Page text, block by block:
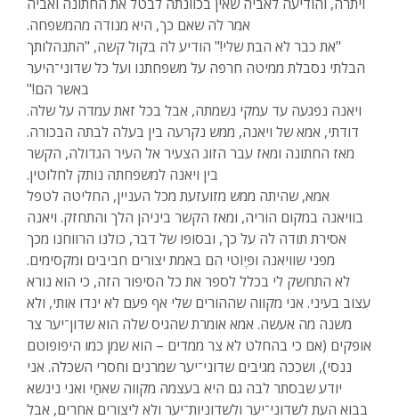
אמר לה שאם כך, היא מנודה מהמשפחה.
"את כבר לא הבת שלי!" הודיע לה בקול קשה, "התנהלותך
הבלתי נסבלת ממיטה חרפה על משפחתנו ועל כל שדוני־היער
באשר הם!"
ויאנה נפגעה עד עמקי נשמתה, אבל בכל זאת עמדה על שלה.
דודתי, אמא של ויאנה, ממש נקרעה בין בעלה לבתה הבכורה.
מאז החתונה ומאז עבר הזוג הצעיר אל העיר הגדולה, הקשר
בין ויאנה למשפחתה נותק לחלוטין.
אמא, שהיתה ממש מזועזעת מכל העניין, החליטה לטפל
בוויאנה במקום הוריה, ומאז הקשר ביניהן הלך והתחזק. ויאנה
אסירת תודה לה על כך, ובסופו של דבר, כולנו הרווחנו מכך
מפני שוויאנה ופֶּיוֹטי הם באמת יצורים חביבים ומקסימים.
לא התחשק לי בכלל לספר את כל הסיפור הזה, כי הוא נורא
עצוב בעיני. אני מקווה שההורים שלי אף פעם לא ינדו אותי, ולא
משנה מה אעשה. אמא אומרת שהגיס שלה הוא שדון־יער צר
אופקים (אם כי בהחלט לא צר ממדים – הוא שמן כמו היפופוטם
ננסי), ושככה מגיבים שדוני־יער שמרנים וחסרי השכלה. אני
יודע שבסתר לבה גם היא בעצמה מקווה שאחַי ואני נינשא
בבוא העת לשדוני־יער ולשדוניות־יער ולא ליצורים אחרים, אבל